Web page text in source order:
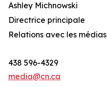
Ashley Michnowski
Directrice principale
Relations avec les médias
438 596-4329
media@cn.ca